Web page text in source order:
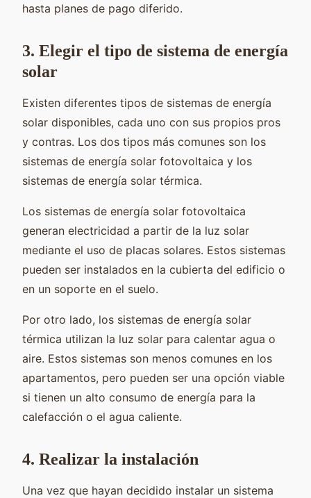
hasta planes de pago diferido.
3. Elegir el tipo de sistema de energía
solar
Existen diferentes tipos de sistemas de energía
solar disponibles, cada uno con sus propios pros
y contras. Los dos tipos más comunes son los
sistemas de energía solar fotovoltaica y los
sistemas de energía solar térmica.
Los sistemas de energía solar fotovoltaica
generan electricidad a partir de la luz solar
mediante el uso de placas solares. Estos sistemas
pueden ser instalados en la cubierta del edificio o
en un soporte en el suelo.
Por otro lado, los sistemas de energía solar
térmica utilizan la luz solar para calentar agua o
aire. Estos sistemas son menos comunes en los
apartamentos, pero pueden ser una opción viable
si tienen un alto consumo de energía para la
calefacción o el agua caliente.
4. Realizar la instalación
Una vez que hayan decidido instalar un sistema